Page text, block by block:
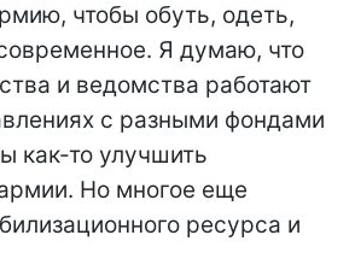
чтобы обуть, одеть,
Я думаю, что
и ведомства работают
с разными фондами
как-то улучшить
Но многое еще
ресурса и